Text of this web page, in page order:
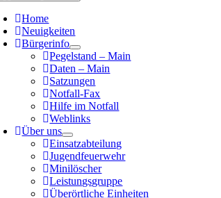
Home
Neuigkeiten
Bürgerinfo
Pegelstand – Main
Daten – Main
Satzungen
Notfall-Fax
Hilfe im Notfall
Weblinks
Über uns
Einsatzabteilung
Jugendfeuerwehr
Minilöscher
Leistungsgruppe
Überörtliche Einheiten